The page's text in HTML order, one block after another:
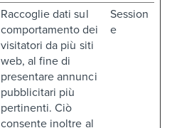
Raccoglie dati sul
comportamento dei
visitatori da più siti
web, al fine di
presentare annunci
pubblicitari più
pertinenti. Ciò
consente inoltre al
Session
e